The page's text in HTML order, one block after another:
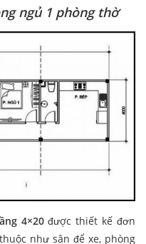
ngủ 1 phòng thờ
4×20được thiết kế đơn
như sân để xe, phòng